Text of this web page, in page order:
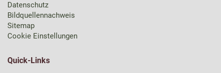
Datenschutz
Bildquellennachweis
Sitemap
Cookie Einstellungen
Quick-Links